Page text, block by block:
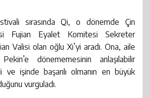
sırasında Qi, o dönemde Çin
Fujian Eyalet Komitesi Sekreter
Valisi olan oğlu Xi’yi aradı. Ona, aile
dönememesinin anlaşılabilir
ve işinde başarılı olmanın en büyük
vurguladı.